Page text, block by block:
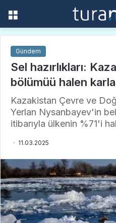
Gündem
Sel hazırlıkları:
bölümüü halen karla
Kazakistan Çevre ve
Yerlan Nysanbayev'in
itibarıyla ülkenin %71'i
11.03.2025